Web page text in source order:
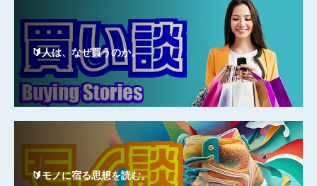
🔰人は、なぜ買うのか。
🔰モノに宿る思想を読む。